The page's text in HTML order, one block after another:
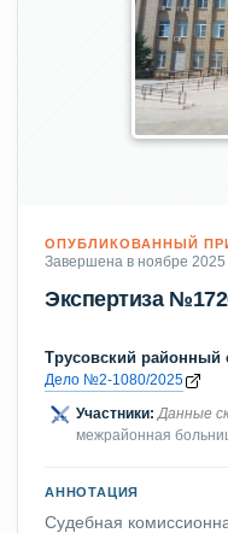
ОПУБЛИКОВАННЫЙ
Завершена в ноябре 2025
Экспертиза
Трусовский районный
Дело №2-1080/2025
Участники: Данные
межрайонная
АННОТАЦИЯ
Судебная